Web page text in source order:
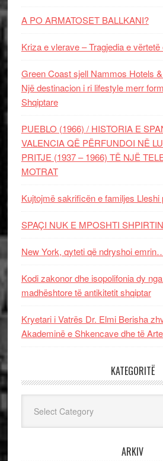
A PO ARMATOSET BALLKANI?
Kriza e vlerave – Tragjedia e
Green Coast sjell Nammos Hotels
Një destinacion i ri lifestyle merr
Shqiptare
PUEBLO (1966) / HISTORIA E
VALENCIA QË PËRFUNDOI NË
PRITJE (1937 – 1966) TË NJË
MOTRAT
Kujtojmë sakrificën e familjes Lleshi
SPAÇI NUK E MPOSHTI SHPIRTIN
New York, qyteti që ndryshoi
Kodi zakonor dhe isopolifonia dy
madhështore të antikitetit shqiptar
Kryetari i Vatrës Dr. Elmi Berisha
Akademinë e Shkencave dhe të
KATEGORITË
ARKIV